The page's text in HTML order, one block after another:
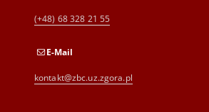
(+48) 68 328 21 55
E-Mail
kontakt@zbc.uz.zgora.pl